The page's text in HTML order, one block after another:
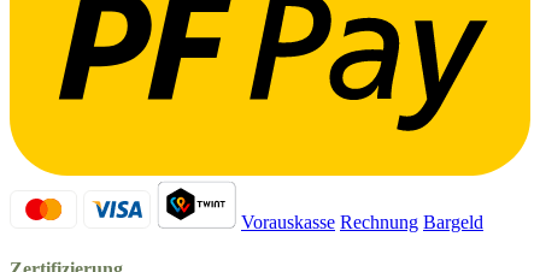
Vorauskasse Rechnung Bargeld